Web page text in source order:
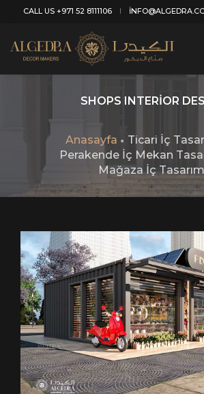
CALL US +971 52 8111106
SHOPS INTERIOR
Anasayfa
Ticari İç
Perakende İç Mekan
Mağaza İç